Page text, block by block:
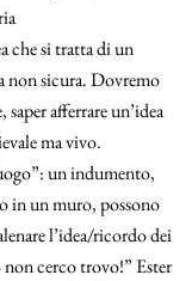
che si tratta di un
non sicura. Dovremo
afferrare un’idea
ma vivo.
un indumento,
in un muro, possono
l’idea/ricordo dei
cerco trovo!” Ester